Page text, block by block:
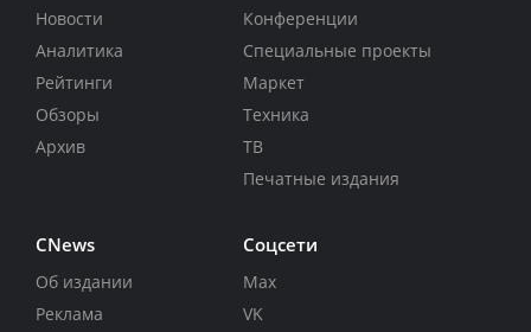
Новости
Аналитика
Рейтинги
Обзоры
Архив
Конференции
Специальные проекты
Маркет
Техника
ТВ
Печатные издания
CNews
Об издании
Реклама
Соцсети
Max
VK